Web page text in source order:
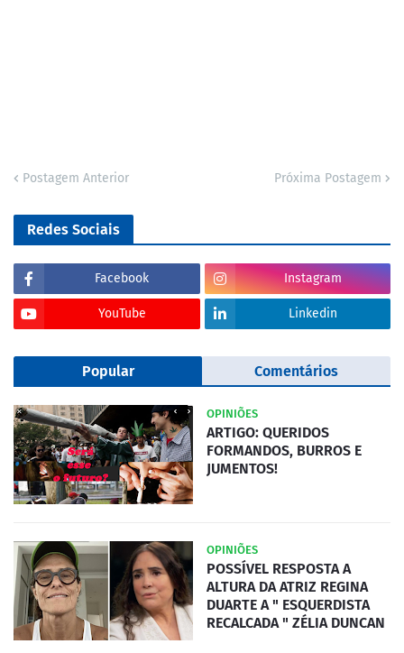
Postagem Anterior Próxima Postagem
Redes Sociais
Facebook Instagram
YouTube Linkedin
Popular Comentários
OPINIÕES
ARTIGO: QUERIDOS
FORMANDOS, BURROS E
JUMENTOS!
OPINIÕES
POSSÍVEL RESPOSTA A
ALTURA DA ATRIZ REGINA
DUARTE A " ESQUERDISTA
RECALCADA " ZÉLIA DUNCAN